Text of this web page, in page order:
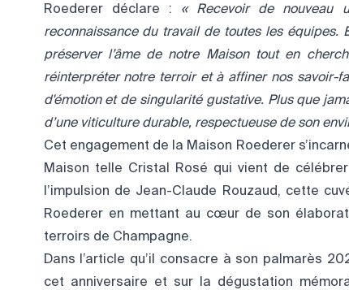
Roederer déclare : « Recevoir de nouveau
reconnaissance du travail de toutes les équipes.
préserver l’âme de notre Maison tout en
réinterpréter notre terroir et à affiner nos savoir-
d'émotion et de singularité gustative. Plus que
d’une viticulture durable, respectueuse de son
Cet engagement de la Maison Roederer
Maison telle Cristal Rosé qui vient de
l’impulsion de Jean-Claude Rouzaud, cette
Roederer en mettant au cœur de son
terroirs de Champagne.
Dans l’article qu’il consacre à son palmarès
cet anniversaire et sur la dégustation